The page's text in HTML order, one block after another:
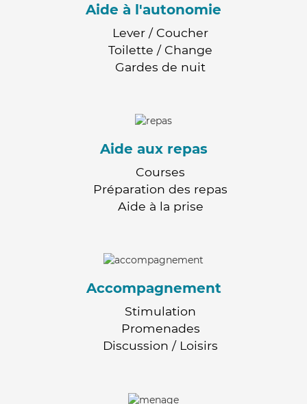
Aide à l'autonomie
Lever / Coucher
Toilette / Change
Gardes de nuit
Aide aux repas
Courses
Préparation des repas
Aide à la prise
Accompagnement
Stimulation
Promenades
Discussion / Loisirs